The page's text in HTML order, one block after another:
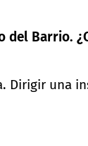
del Barrio.
Dirigir una